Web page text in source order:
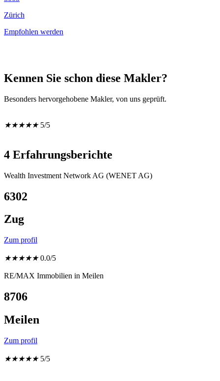
Zürich
Empfohlen werden
Kennen Sie schon diese Makler?
Besonders hervorgehobene Makler, von uns geprüft.
★★★★★ 5/5
4 Erfahrungsberichte
Wealth Investment Network AG (WENET AG)
6302
Zug
Zum profil
★★★★★ 0.0/5
RE/MAX Immobilien in Meilen
8706
Meilen
Zum profil
★★★★★ 5/5